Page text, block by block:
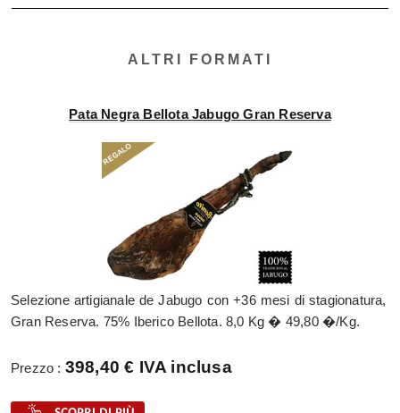
ALTRI FORMATI
Pata Negra Bellota Jabugo Gran Reserva
Selezione artigianale de Jabugo con +36 mesi di stagionatura,
Gran Reserva. 75% Iberico Bellota. 8,0 Kg � 49,80 �/Kg.
Prezzo : 398,40 € IVA inclusa